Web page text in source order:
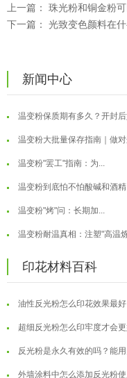
上一篇： 珠光粉和铜金粉
下一篇： 光致变色颜料在
新闻中心
温变粉注塑后表面翻车？粗糙
温变粉保质期有多久？开封后
温变粉大批量保存指南｜做对
温变粉"罢工"指南：为...
温变粉到底怕不怕酸碱和酒精
温变粉"烤"问：长期加...
温变粉耐温真相：注塑"高温炼
温变粉适合做热变还是冷变？
温变粉注塑后表面翻车？粗糙
温变粉保质期有多久？开封后
温变粉大批量保存指南｜做对
印花材料百科
温变粉丝印到底用多少目网版
印花温变粉最适合用在什么行
油性反光粉怎么印花效果最好
超细反光粉怎么印牢度才会更
反光粉是永久有效的吗？能用
外墙涂料中怎么添加反光粉使